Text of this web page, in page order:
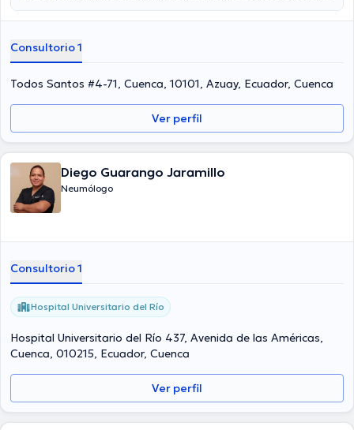
posee años de experiencia laboral en su temática de estudio. Por
asociaciones médicas. Amado Freire Potes ha compartido en
múltiples conferencias con la meta de tener una formación
continua en su ámbito de especialización y ha anunciado numerosos
Consultorio 1
Todos Santos #4-71, Cuenca, 10101, Azuay, Ecuador, Cuenca
Ver perfil
Diego Guarango Jaramillo
Neumólogo
Consultorio 1
Hospital Universitario del Río
Hospital Universitario del Río 437, Avenida de las Américas,
Cuenca, 010215, Ecuador, Cuenca
Ver perfil